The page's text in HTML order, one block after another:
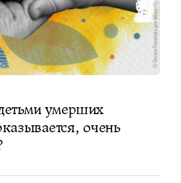
умерших
очень